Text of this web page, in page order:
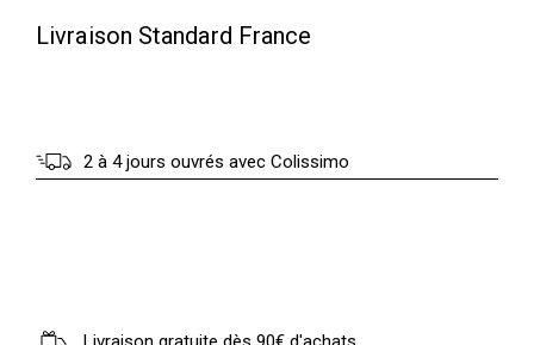
Livraison Standard France
2 à 4 jours ouvrés avec Colissimo